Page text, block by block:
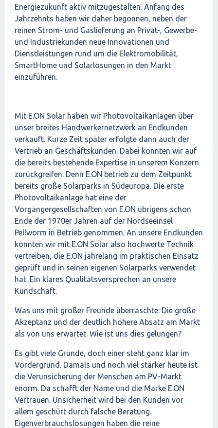
Energiezukunft aktiv mitzugestalten. Anfang des
Jahrzehnts haben wir daher begonnen, neben der
reinen Strom- und Gaslieferung an Privat-, Gewerbe-
und Industriekunden neue Innovationen und
Dienstleistungen rund um die Elektromobilität,
SmartHome und Solarlösungen in den Markt
einzuführen.
Mit E.ON Solar haben wir Photovoltaikanlagen über
unser breites Handwerkernetzwerk an Endkunden
verkauft. Kurze Zeit später erfolgte dann auch der
Vertrieb an Geschäftskunden. Dabei konnten wir auf
die bereits bestehende Expertise in unserem Konzern
zurückgreifen. Denn E.ON betrieb zu dem Zeitpunkt
bereits große Solarparks in Südeuropa. Die erste
Photovoltaikanlage hat eine der
Vorgängergesellschaften von E.ON übrigens schon
Ende der 1970er Jahren auf der Nordseeinsel
Pellworm in Betrieb genommen. An unsere Endkunden
konnten wir mit E.ON Solar also hochwerte Technik
vertreiben, die E.ON jahrelang im praktischen Einsatz
geprüft und in seinen eigenen Solarparks verwendet
hat. Ein klares Qualitätsversprechen an unsere
Kundschaft.
Was uns mit großer Freunde überraschte: Die große
Akzeptanz und der deutlich höhere Absatz am Markt
als von uns erwartet. Wie ist uns dies gelungen?
Es gibt viele Gründe, doch einer steht ganz klar im
Vordergrund. Damals und noch viel stärker heute ist
die Verunsicherung der Menschen am PV-Markt
enorm. Da schafft der Name und die Marke E.ON
Vertrauen. Unsicherheit wird bei den Kunden vor
allem geschürt durch falsche Beratung.
Eigenverbrauchslösungen haben die reine